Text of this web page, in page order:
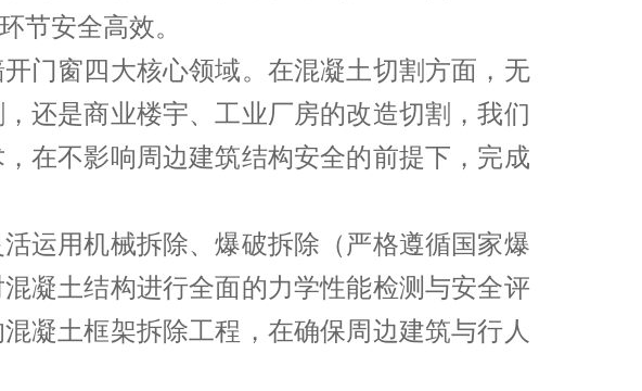
节安全高效。​
门窗四大核心领域。在混凝土切割方面，无
还是商业楼宇、工业厂房的改造切割，我们
在不影响周边建筑结构安全的前提下，完成
运用机械拆除、爆破拆除（严格遵循国家爆
凝土结构进行全面的力学性能检测与安全评
凝土框架拆除工程，在确保周边建筑与行人